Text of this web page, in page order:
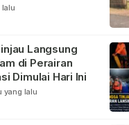
lalu
Langsung
di Perairan
Dimulai Hari Ini
yang lalu